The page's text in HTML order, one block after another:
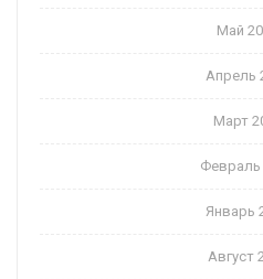
Май
Апрель
Март
Февраль
Январь
Август